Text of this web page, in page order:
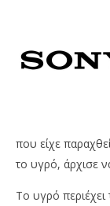
που είχε
το υγρό, άρχισε
Το υγρό